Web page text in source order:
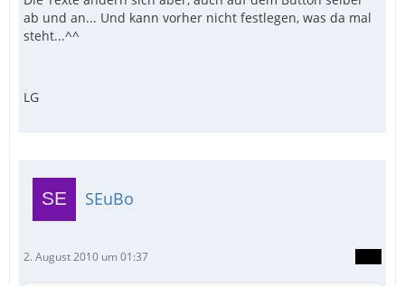
ab und an... Und kann vorher nicht festlegen, was da mal
steht...^^
LG
SEuBo
2. August 2010 um 01:37